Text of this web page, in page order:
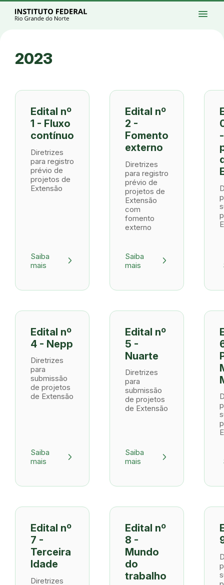
Ir para a página inicial
Ir para a busca
Alto contraste
menu
2023
Edital nº
1 - Fluxo
contínuo
Diretrizes
para registro
prévio de
projetos de
Extensão
Saiba
mais
arrow_forward_ios
Edital nº
2 -
Fomento
externo
Diretrizes
para registro
prévio de
projetos de
Extensão
com
fomento
externo
Saiba
mais
arrow_forward_ios
Edital nº
4 - Nepp
Diretrizes
para
submissão
de projetos
de Extensão
Saiba
mais
arrow_forward_ios
Edital nº
5 -
Nuarte
Diretrizes
para
submissão
de projetos
de Extensão
Saiba
mais
arrow_forward_ios
Edital nº
7 -
Terceira
Idade
Diretrizes
Edital nº
8 -
Mundo
do
trabalho